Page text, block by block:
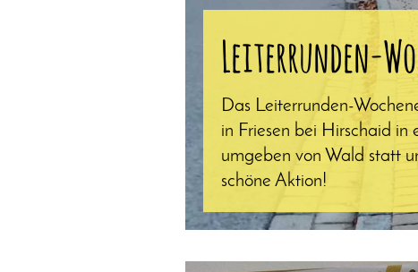
Leiterrunden-
Das Leiterrunden-
in Friesen bei Hirschaid in
umgeben von Wald statt
schöne Aktion!